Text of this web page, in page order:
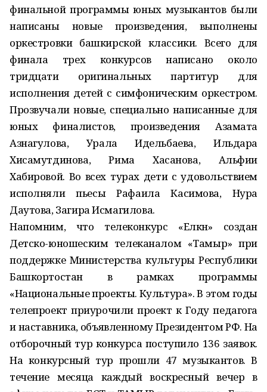
финальной программы юных музыкантов были
написаны новые произведения, выполнены
оркестровки башкирской классики. Всего для
финала трех конкурсов написано около
тридцати оригинальных партитур для
исполнения детей с симфоническим оркестром.
Прозвучали новые, специально написанные для
юных финалистов, произведения Азамата
Азнагулова, Урала Идельбаева, Ильдара
Хисамутдинова, Рима Хасанова, Альфии
Хабировой. Во всех турах дети с удовольствием
исполняли пьесы Рафаила Касимова, Нура
Даутова, Загира Исмагилова.
Напомним, что телеконкурс «Елкән» создан
Детско-юношеским телеканалом «Тамыр» при
поддержке Министерства культуры Республики
Башкортостан в рамках программы
«Национальные проекты. Культура». В этом годы
телепроект приурочили проект к Году педагога
и наставника, объявленному Президентом РФ. На
отборочный тур конкурса поступило 136 заявок.
На конкурсный тур прошли 47 музыкантов. В
течение месяца каждый воскресный вечер в